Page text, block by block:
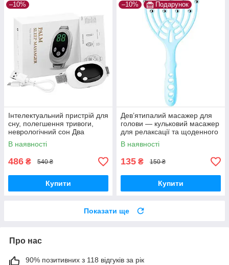
–10%
Інтелектуальний пристрій для
сну, полегшення тривоги,
неврологічний сон Два
режими, 20 рівнів
інтенсивності
В наявності
486 ₴ 540 ₴
Купити
–10% Подарунок
Дев’ятипалий масажер для
голови — кульковий масажер
для релаксації та щоденного
комфорту
В наявності
135 ₴ 150 ₴
Купити
Показати ще
Про нас
90% позитивних з 118 відгуків за рік